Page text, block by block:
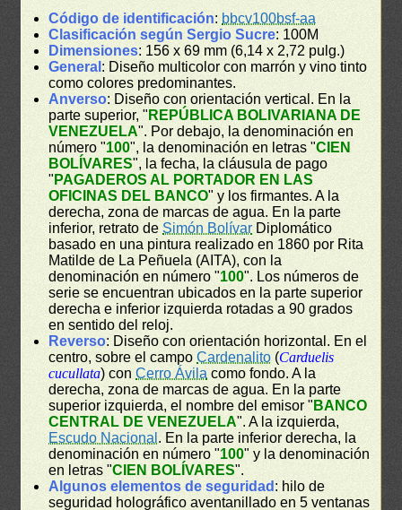
Código de identificación: bbcv100bsf-aa
Clasificación según Sergio Sucre: 100M
Dimensiones: 156 x 69 mm (6,14 x 2,72 pulg.)
General : Diseño multicolor con marrón y vino tinto
como colores predominantes.
Anverso: Diseño con orientación vertical. En la
parte superior, " REPÚBLICA BOLIVARIANA DE
VENEZUELA". Por debajo, la denominación en
número "100", la denominación en letras "CIEN
BOLÍVARES", la fecha, la cláusula de pago
" PAGADEROS AL PORTADOR EN LAS
OFICINAS DEL BANCO" y los firmantes. A la
derecha, zona de marcas de agua. En la parte
inferior, retrato deSimón Bolívar Diplomático
basado en una pintura realizado en 1860 por Rita
Matilde de La Peñuela (AITA), con la
denominación en número "100". Los números de
serie se encuentran ubicados en la parte superior
derecha e inferior izquierda rotadas a 90 grados
en sentido del reloj.
Reverso: Diseño con orientación horizontal. En el
centro, sobre el campoCardenalito (Carduelis
cucullata) conCerro Ávila como fondo. A la
derecha, zona de marcas de agua. En la parte
superior izquierda, el nombre del emisor " BANCO
CENTRAL DE VENEZUELA". A la izquierda,
Escudo Nacional . En la parte inferior derecha, la
denominación en número "100" y la denominación
en letras "CIEN BOLÍVARES".
Algunos elementos de seguridad : hilo de
seguridad holográfico aventanillado en 5 ventanas